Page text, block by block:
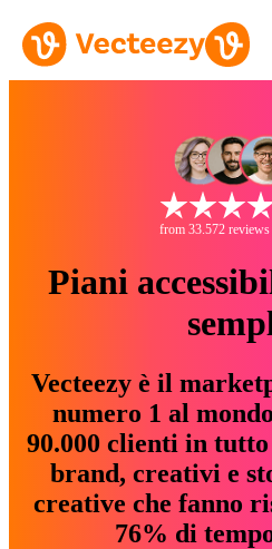
from 33.572
Piani
Vecteezy è il
numero 1 al
90.000 clienti in
brand, creativi e
creative che fanno
76% di